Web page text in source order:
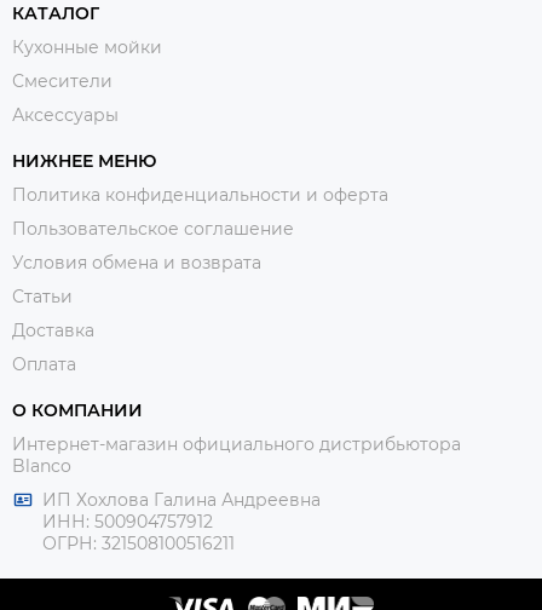
КАТАЛОГ
Кухонные мойки
Смесители
Аксессуары
НИЖНЕЕ МЕНЮ
Политика конфиденциальности и оферта
Пользовательское соглашение
Условия обмена и возврата
Статьи
Доставка
Оплата
О КОМПАНИИ
Интернет-магазин официального дистрибьютора
Blanco
ИП Хохлова Галина Андреевна
ИНН: 500904757912
ОГРН: 321508100516211